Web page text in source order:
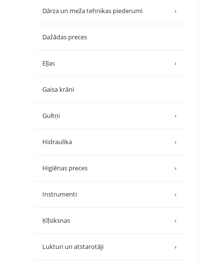
Dārza un meža tehnikas piederumi ›
Dažādas preces
Eļļas ›
Gaisa krāni
Gultņi ›
Hidraulika ›
Higiēnas preces ›
Instrumenti ›
Ķīļsiksnas ›
Lukturi un atstarotāji ›